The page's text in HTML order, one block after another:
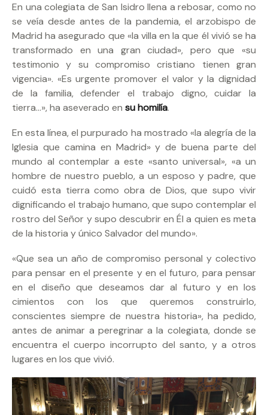
En una colegiata de San Isidro llena a rebosar, como no
se veía desde antes de la pandemia, el arzobispo de
Madrid ha asegurado que «la villa en la que él vivió se ha
transformado en una gran ciudad», pero que «su
testimonio y su compromiso cristiano tienen gran
vigencia». «Es urgente promover el valor y la dignidad
de la familia, defender el trabajo digno, cuidar la
tierra…», ha aseverado en su homilía.
En esta línea, el purpurado ha mostrado «la alegría de la
Iglesia que camina en Madrid» y de buena parte del
mundo al contemplar a este «santo universal», «a un
hombre de nuestro pueblo, a un esposo y padre, que
cuidó esta tierra como obra de Dios, que supo vivir
dignificando el trabajo humano, que supo contemplar el
rostro del Señor y supo descubrir en Él a quien es meta
de la historia y único Salvador del mundo».
«Que sea un año de compromiso personal y colectivo
para pensar en el presente y en el futuro, para pensar
en el diseño que deseamos dar al futuro y en los
cimientos con los que queremos construirlo,
conscientes siempre de nuestra historia», ha pedido,
antes de animar a peregrinar a la colegiata, donde se
encuentra el cuerpo incorrupto del santo, y a otros
lugares en los que vivió.